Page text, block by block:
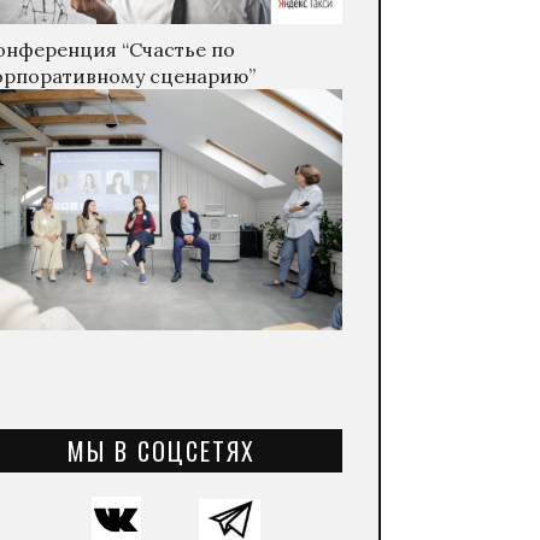
“Счастье по
сценарию”
МЫ В СОЦСЕТЯХ